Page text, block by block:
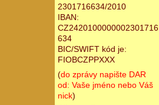
2301716634/2010
IBAN:
CZ2420100000002301716
634
BIC/SWIFT kód je:
FIOBCZPPXXX
(do zprávy napište DAR
od: Vaše jméno nebo Váš
nick)